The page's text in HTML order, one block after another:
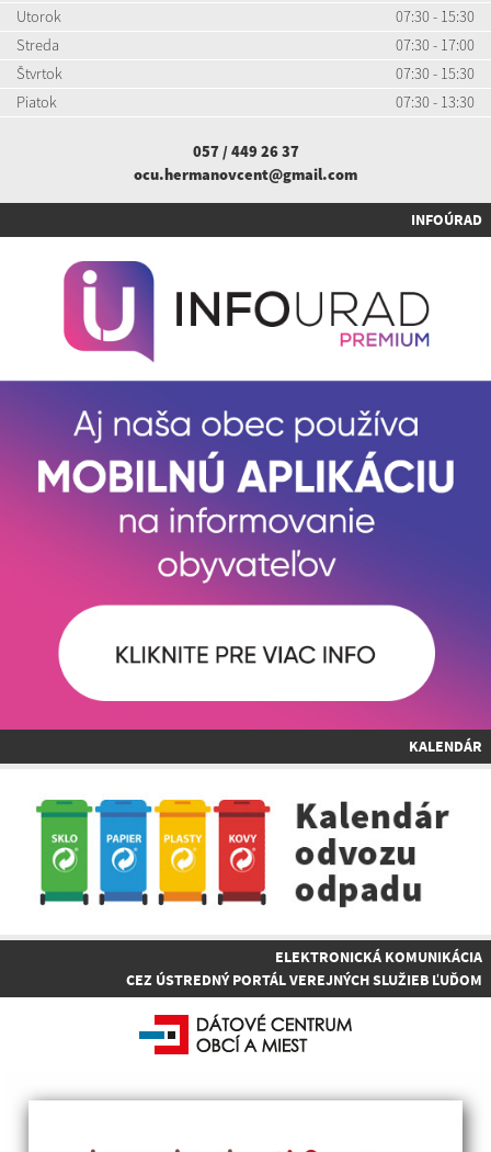
Utorok
07:30 - 15:30
Streda
07:30 - 17:00
Štvrtok
07:30 - 15:30
Piatok
07:30 - 13:30
057 / 449 26 37
ocu.hermanovcent@gmail.com
INFOÚRAD
KALENDÁR
ELEKTRONICKÁ KOMUNIKÁCIA
CEZ ÚSTREDNÝ PORTÁL VEREJNÝCH SLUŽIEB ĽUĎOM